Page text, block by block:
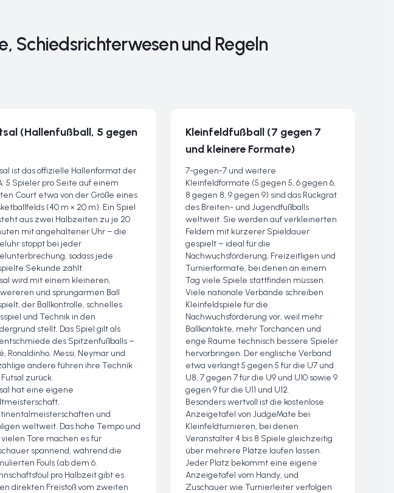
Schiedsrichterwesen und Regeln
(Hallenfußball, 5 gegen
ist das offizielle Hallenformat der
5 Spieler pro Seite auf einem
Court etwa von der Größe eines
(40 m × 20 m). Ein Spiel
aus zwei Halbzeiten zu je 20
mit angehaltener Uhr – die
stoppt bei jeder
sodass jede
Sekunde zählt.
wird mit einem kleineren,
und sprungarmen Ball
der Ballkontrolle, schnelles
und Technik in den
stellt. Das Spiel gilt als
des Spitzenfußballs –
Ronaldinho, Messi, Neymar und
andere führen ihre Technik
zurück.
hat eine eigene
und
weltweit. Das hohe Tempo und
Tore machen es für
spannend, während die
Fouls (ab dem 6.
pro Halbzeit gibt es
direkten Freistoß vom zweiten
Kleinfeldfußball (7 gegen 7
und kleinere Formate)
7-gegen-7 und weitere
Kleinfeldformate (5 gegen 5, 6 gegen 6,
8 gegen 8, 9 gegen 9) sind das Rückgrat
des Breiten- und Jugendfußballs
weltweit. Sie werden auf verkleinerten
Feldern mit kürzerer Spieldauer
gespielt – ideal für die
Nachwuchsförderung, Freizeitligen und
Turnierformate, bei denen an einem
Tag viele Spiele stattfinden müssen.
Viele nationale Verbände schreiben
Kleinfeldspiele für die
Nachwuchsförderung vor, weil mehr
Ballkontakte, mehr Torchancen und
enge Räume technisch bessere Spieler
hervorbringen. Der englische Verband
etwa verlangt 5 gegen 5 für die U7 und
U8, 7 gegen 7 für die U9 und U10 sowie 9
gegen 9 für die U11 und U12.
Besonders wertvoll ist die kostenlose
Anzeigetafel von JudgeMate bei
Kleinfeldturnieren, bei denen
Veranstalter 4 bis 8 Spiele gleichzeitig
über mehrere Plätze laufen lassen.
Jeder Platz bekommt eine eigene
Anzeigetafel vom Handy, und
Zuschauer wie Turnierleiter verfolgen